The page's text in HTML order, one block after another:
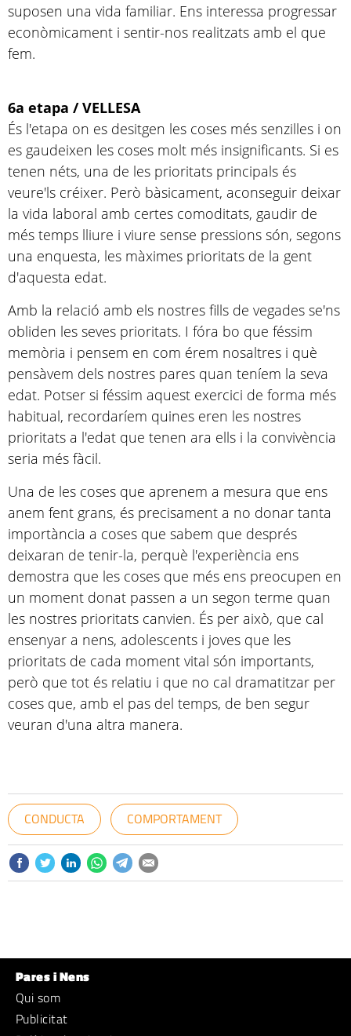
suposen una vida familiar. Ens interessa progressar
econòmicament i sentir-nos realitzats amb el que
fem.
6a etapa / VELLESA
És l'etapa on es desitgen les coses més senzilles i on
es gaudeixen les coses molt més insignificants. Si es
tenen néts, una de les prioritats principals és
veure'ls créixer. Però bàsicament, aconseguir deixar
la vida laboral amb certes comoditats, gaudir de
més temps lliure i viure sense pressions són, segons
una enquesta, les màximes prioritats de la gent
d'aquesta edat.
Amb la relació amb els nostres fills de vegades se'ns
obliden les seves prioritats. I fóra bo que féssim
memòria i pensem en com érem nosaltres i què
pensàvem dels nostres pares quan teníem la seva
edat. Potser si féssim aquest exercici de forma més
habitual, recordaríem quines eren les nostres
prioritats a l'edat que tenen ara ells i la convivència
seria més fàcil.
Una de les coses que aprenem a mesura que ens
anem fent grans, és precisament a no donar tanta
importància a coses que sabem que després
deixaran de tenir-la, perquè l'experiència ens
demostra que les coses que més ens preocupen en
un moment donat passen a un segon terme quan
les nostres prioritats canvien. És per això, que cal
ensenyar a nens, adolescents i joves que les
prioritats de cada moment vital són importants,
però que tot és relatiu i que no cal dramatitzar per
coses que, amb el pas del temps, de ben segur
veuran d'una altra manera.
CONDUCTA COMPORTAMENT
Pares i Nens
Qui som
Publicitat